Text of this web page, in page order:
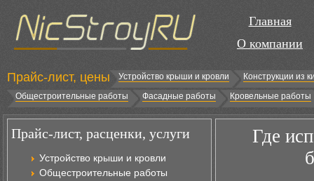
Главная
О компании
Прайс-лист, цены Устройство крыши и кровли
Конструкции из
Общестроительные работы
Фасадные работы Кровельные работы
Прайс-лист, расценки, услуги
Устройство крыши и кровли
Общестроительные работы
Где